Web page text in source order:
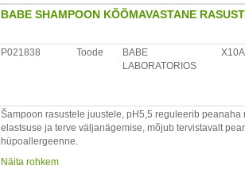
Päritolumaa: Hispaania
Maaletooja: UAB "LITFARMA" Technikos g. 7, Kaunas,
BABE SHAMPOON KÕÕMAVASTANE
P021838 Toode
BABE
LABORATORIOS
Šampoon rasustele juustele, pH5,5 reguleerib
elastsuse ja terve väljanägemise, mõjub tervistavalt
hüpoallergeenne.
Kasutamine: kanna niiskele peanahale kergelt
Näita rohkem